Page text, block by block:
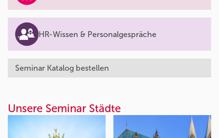
HR-Wissen & Personalgespräche
Seminar Katalog bestellen
Unsere Seminar Städte